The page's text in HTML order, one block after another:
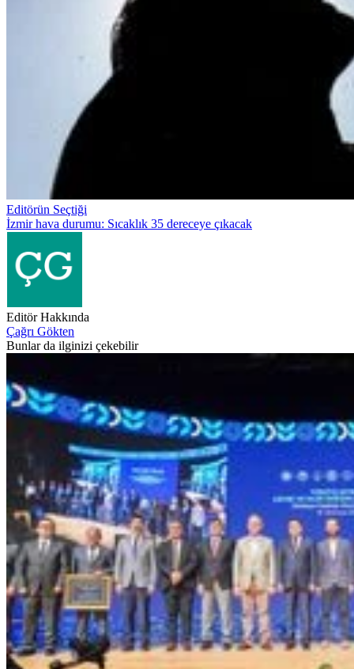
Editörün Seçtiği
İzmir hava durumu: Sıcaklık 35 dereceye çıkacak
Editör Hakkında
Çağrı Gökten
Bunlar da ilginizi çekebilir